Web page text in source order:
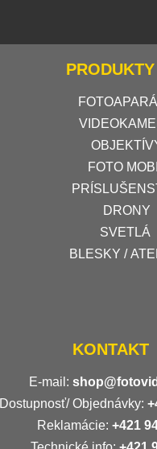
PRODUKTY
FOTO
DRONY
SVETLÁ
BLESKY /
KONTAKT
E-mail:
Dostupnosť/ Objednávky:
Reklamácie: +421